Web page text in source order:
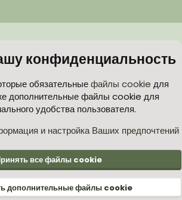
конфиденциальность
обязательныефайлы cookie для
дополнительные файлы cookie для
удобства пользователя.
и настройка Ваших предпочтений
все файлы cookie
дополнительные файлы cookie